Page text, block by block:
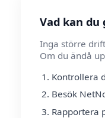
Vad kan du
Inga större
Om du ändå
Kontrollera
Besök
Rapportera